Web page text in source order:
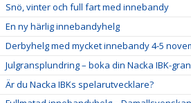
Snö, vinter och full fart med innebandy
En ny härlig innebandyhelg
Derbyhelg med mycket innebandy 4-5
Julgransplundring – boka din Nacka IBK-gran
Är du Nacka IBKs spelarutvecklare?